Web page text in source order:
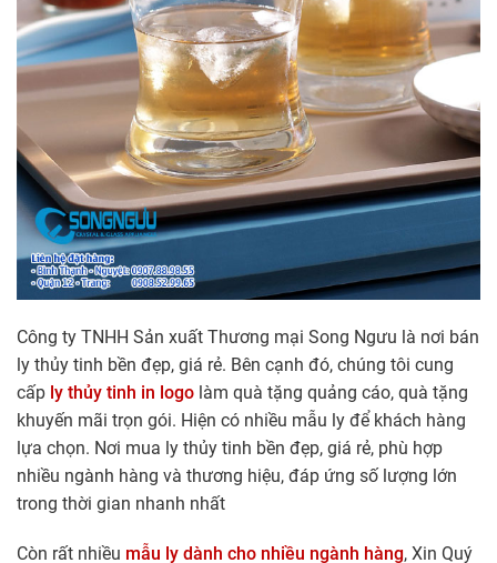
Công ty TNHH Sản xuất Thương mại Song Ngưu là nơi bán
ly thủy tinh bền đẹp, giá rẻ. Bên cạnh đó, chúng tôi cung
cấp ly thủy tinh in logo làm quà tặng quảng cáo, quà tặng
khuyến mãi trọn gói. Hiện có nhiều mẫu ly để khách hàng
lựa chọn. Nơi mua ly thủy tinh bền đẹp, giá rẻ, phù hợp
nhiều ngành hàng và thương hiệu, đáp ứng số lượng lớn
trong thời gian nhanh nhất
Còn rất nhiều mẫu ly dành cho nhiều ngành hàng, Xin Quý